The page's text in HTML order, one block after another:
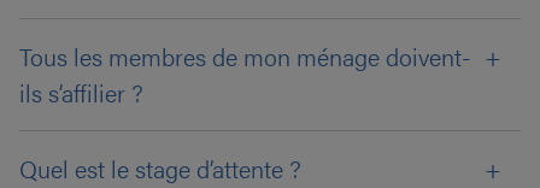
Tous les membres de mon ménage doivent-
ils s’affilier ?
Quel est le stage d’attente ?